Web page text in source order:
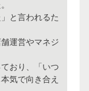
と言われるた
運営やマネジ
おり、「いつ
気で向き合え